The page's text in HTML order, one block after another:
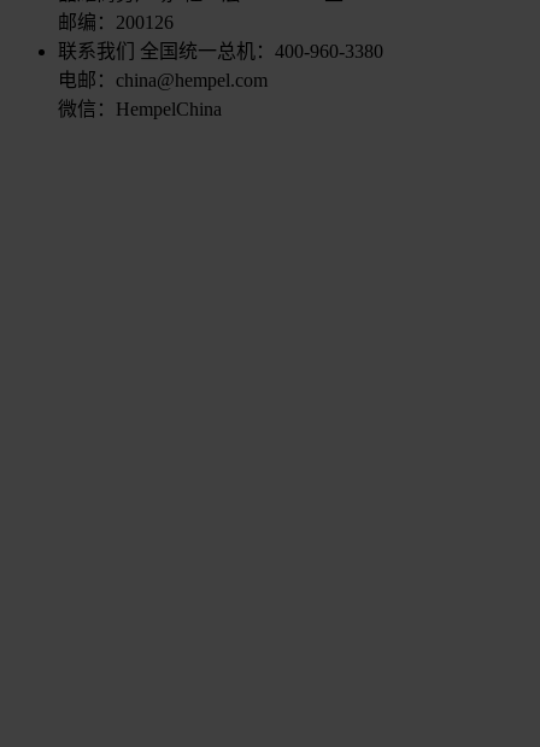
邮编：200126
联系我们
全国统一总机：400-960-3380
电邮：china@hempel.com
微信：HempelChina